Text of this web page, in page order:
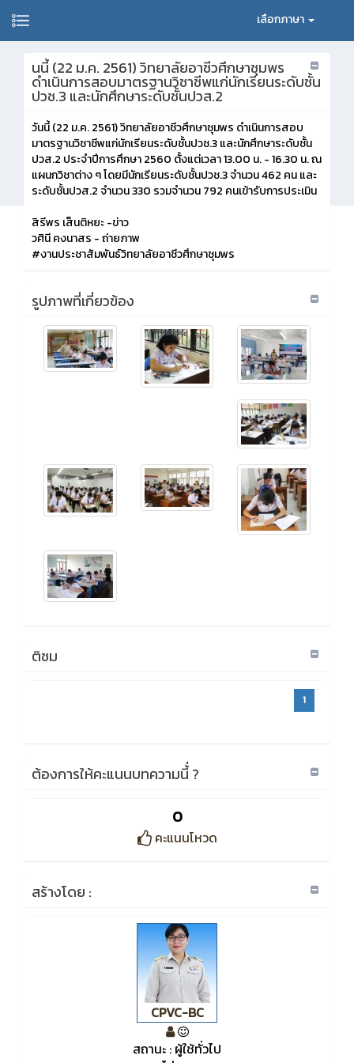
เลือกภาษา
นนี้ (22 ม.ค. 2561) วิทยาลัยอาชีวศึกษาชุมพร
ดำเนินการสอบมาตรฐานวิชาชีพแก่นักเรียนระดับชั้น
ปวช.3 และนักศึกษาระดับชั้นปวส.2
วันนี้ (22 ม.ค. 2561) วิทยาลัยอาชีวศึกษาชุมพร ดำเนินการสอบ
มาตรฐานวิชาชีพแก่นักเรียนระดับชั้นปวช.3 และนักศึกษาระดับชั้น
ปวส.2 ประจำปีการศึกษา 2560 ตั้งแต่เวลา 13.00 น. - 16.30 น. ณ
แผนกวิชาต่าง ๆ โดยมีนักเรียนระดับชั้นปวช.3 จำนวน 462 คน และ
ระดับชั้นปวส.2 จำนวน 330 รวมจำนวน 792 คนเข้ารับการประเมิน
สิรีพร เส็นติหยะ -ข่าว
วศินี คงนาสร - ถ่ายภาพ
#งานประชาสัมพันธ์วิทยาลัยอาชีวศึกษาชุมพร
รูปภาพที่เกี่ยวข้อง
ติชม
1
ต้องการให้คะแนนบทความนี้่ ?
0
คะแนนโหวด
สร้างโดย :
CPVC-BC
สถานะ : ผู้ใช้ทั่วไป